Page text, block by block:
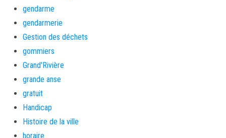
gendarme
gendarmerie
Gestion des déchets
gommiers
Grand'Rivière
grande anse
gratuit
Handicap
Histoire de la ville
horaire